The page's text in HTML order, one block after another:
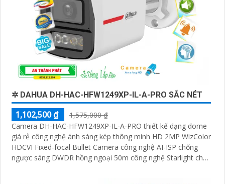
✲ DAHUA DH-HAC-HFW1249XP-IL-A-PRO SẮC NÉT
1,102,500 ₫
1,575,000 ₫
Camera DH-HAC-HFW1249XP-IL-A-PRO thiết kế dạng dome
giá rẻ công nghệ ánh sáng kép thông minh HD 2MP WizColor
HDCVI Fixed-focal Bullet Camera công nghệ AI-ISP chống
ngược sáng DWDR hồng ngoại 50m công nghệ Starlight cho